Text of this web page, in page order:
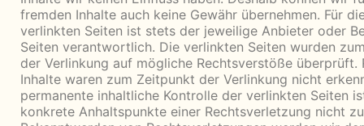
fremden Inhalte auch keine Gewähr übernehmen. Für
verlinkten Seiten ist stets der jeweilige Anbieter oder
Seiten verantwortlich. Die verlinkten Seiten wurden
der Verlinkung auf mögliche Rechtsverstöße überprüft.
Inhalte waren zum Zeitpunkt der Verlinkung nicht
permanente inhaltliche Kontrolle der verlinkten Seiten
konkrete Anhaltspunkte einer Rechtsverletzung nicht